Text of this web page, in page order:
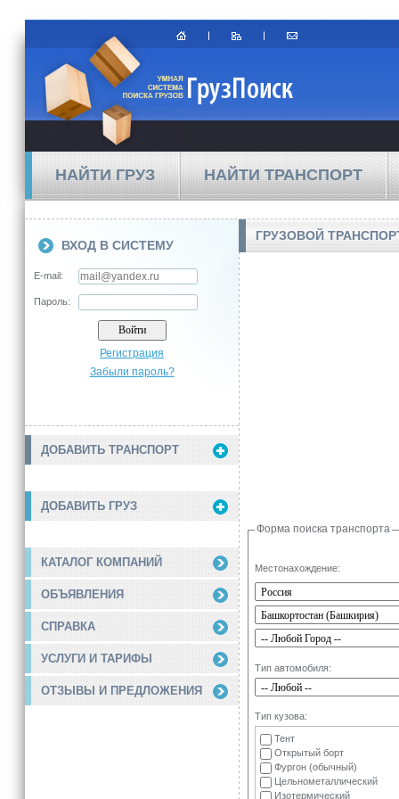
НАЙТИ ГРУЗ НАЙТИ ТРАНСПОРТ
ВХОД В СИСТЕМУ
E-mail:
Пароль:
Регистрация
Забыли пароль?
ДОБАВИТЬ ТРАНСПОРТ
ДОБАВИТЬ ГРУЗ
КАТАЛОГ КОМПАНИЙ
ОБЪЯВЛЕНИЯ
СПРАВКА
УСЛУГИ И ТАРИФЫ
ОТЗЫВЫ И ПРЕДЛОЖЕНИЯ
ГРУЗОВОЙ
Форма поиска транспорта
Местонахождение:
Тип автомобиля:
Тип кузова:
Тент
Открытый борт
Фургон (обычный)
Цельнометаллический
Изотермический